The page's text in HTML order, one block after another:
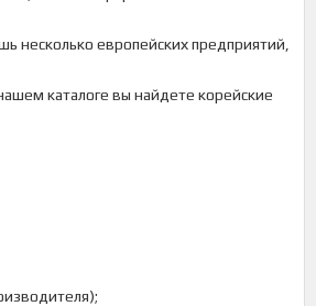
несколько европейских предприятий,
каталоге вы найдете корейские